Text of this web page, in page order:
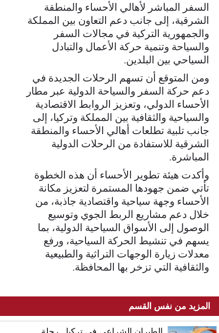
السفر المباشر لأهالي الأحساء والمنطقة
الشرقية، إلى جانب دعم التعاون بين المملكة
والجمهورية التركية في مجالات السفر
والسياحة وتنمية حركة الأعمال والتبادل
السياحي بين البلدين.
ومن المتوقع أن تسهم الرحلات الجديدة في
دعم حركة السفر والسياحة الدولية عبر مطار
الأحساء الدولي، وتعزيز الروابط الاقتصادية
والسياحية والثقافية بين المملكة وتركيا، إلى
جانب تلبية تطلعات أهالي الأحساء والمنطقة
الشرقية للاستفادة من الرحلات الدولية
المباشرة.
وأكدت هيئة تطوير الأحساء أن هذه الخطوة
تأتي ضمن جهودها المستمرة لتعزيز مكانة
الأحساء وجهة سياحية واقتصادية جاذبة، من
خلال دعم مشاريع الربط الجوي وتوسيع
الوصول إلى الأسواق السياحية الدولية، بما
يسهم في تنشيط الحركة السياحية، ورفع
معدلات زيارة الوجهات التراثية والطبيعية
والثقافية التي تزخر بها المحافظة.
المزيد من نفس القسم